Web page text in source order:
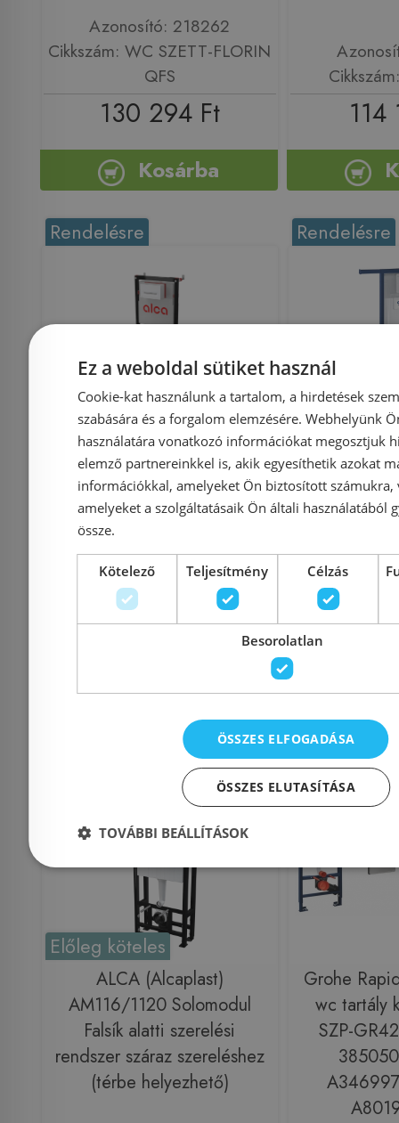
Azonosító: 218262
Cikkszám: WC SZETT-FLORIN
QFS
130 294 Ft
Kosárba
114
Rendelésre
Invena Paros perem nélküli
wc csésze Alca falsík alatti
tartállyal, nyomólappal és
lassú záródású ülőkével WC
SZETT-PAROS
Azonosító: 218265
Cikkszám: WC SZETT-PAROS
Kosárba
Rendelésre
Grohe
1,13
Előleg köteles
ALCA (Alcaplast)
AM116/1120 Solomodul
Falsík alatti szerelési
rendszer száraz szereléshez
(térbe helyezhető)
Rendelésre
Grohe
wc tartály
SZP-
Ez a weboldal sütiket használ
Cookie-kat használunk a tartalom, a hirdetések
szabására és a forgalom elemzésére. Webhelyünk
használatára vonatkozó információkat megosztjuk
elemző partnereinkkel is, akik egyesíthetik azokat
információkkal, amelyeket Ön biztosított számukra,
amelyeket a szolgáltatásaik Ön általi használatából
össze.
Kötelező Teljesítmény Célzás
Besorolatlan
ÖSSZES ELFOGADÁSA
ÖSSZES ELUTASÍTÁSA
TOVÁBBI BEÁLLÍTÁSOK